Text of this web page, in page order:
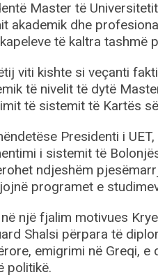
Master të
akademik dhe
të kaltra tashmë
viti kishte si veçanti
të nivelit të dytë
të sistemit të Kartës
Presidenti i
i sistemit të
ndjeshëm
programet e
një fjalim motivues
Shalsi përpara të
emigrimi në Greqi,
politikë.